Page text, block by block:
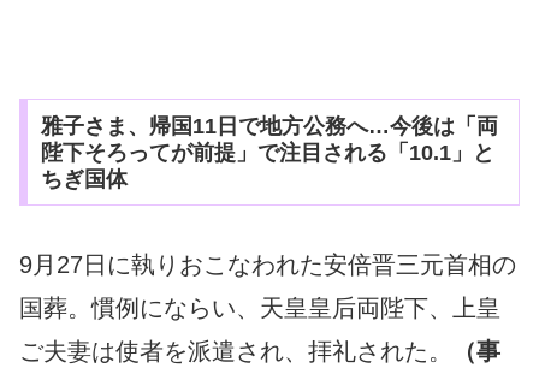
雅子さま、帰国11日で地方公務へ…今後は「両
陛下そろってが前提」で注目される「10.1」と
ちぎ国体
9月27日に執りおこなわれた安倍晋三元首相の
国葬。慣例にならい、天皇皇后両陛下、上皇
ご夫妻は使者を派遣され、拝礼された。
（事